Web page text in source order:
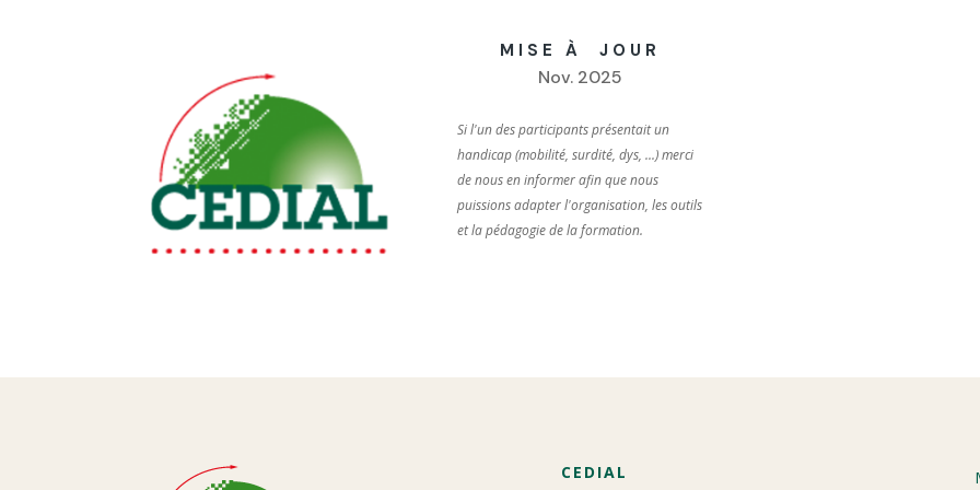
MISE À JOUR
Nov. 2025
Si l'un des participants présentait un
handicap (mobilité, surdité, dys, ...) merci
de nous en informer afin que nous
puissions adapter l'organisation, les outils
et la pédagogie de la formation.
CEDIAL